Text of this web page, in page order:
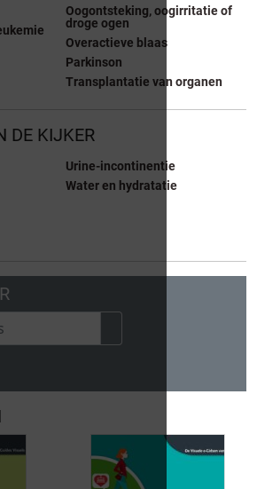
Oogontsteking, oogirritatie of
droge ogen
Overactieve blaas
Parkinson
Transplantatie van organen
DE KIJKER
Urine-incontinentie
Water en hydratatie